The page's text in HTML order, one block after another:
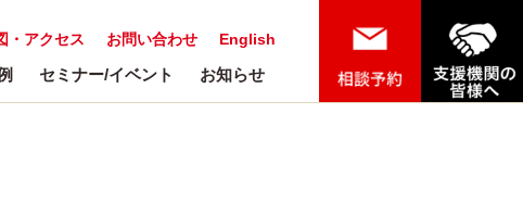
English
お問い合わせ
・アクセス
セミナー/イベント お知らせ